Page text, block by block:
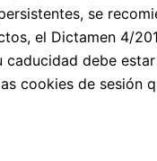
se
el Dictamen 4/
debe
cookies de sesión